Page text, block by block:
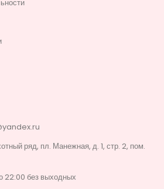
ряд, пл. Манежная, д. 1, стр. 2, пом.
22:00 без выходных